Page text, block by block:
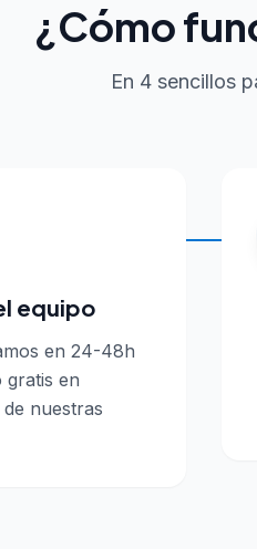
¿Cómo
En 4 sencillos
equipo
en 24-48h
gratis en
nuestras